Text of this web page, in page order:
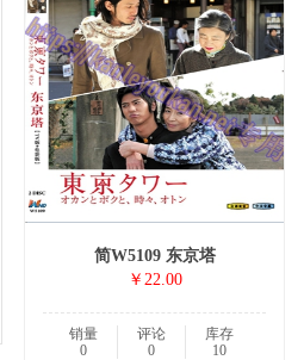
简W5109 东京塔
￥22.00
销量
0
评论
0
库存
10